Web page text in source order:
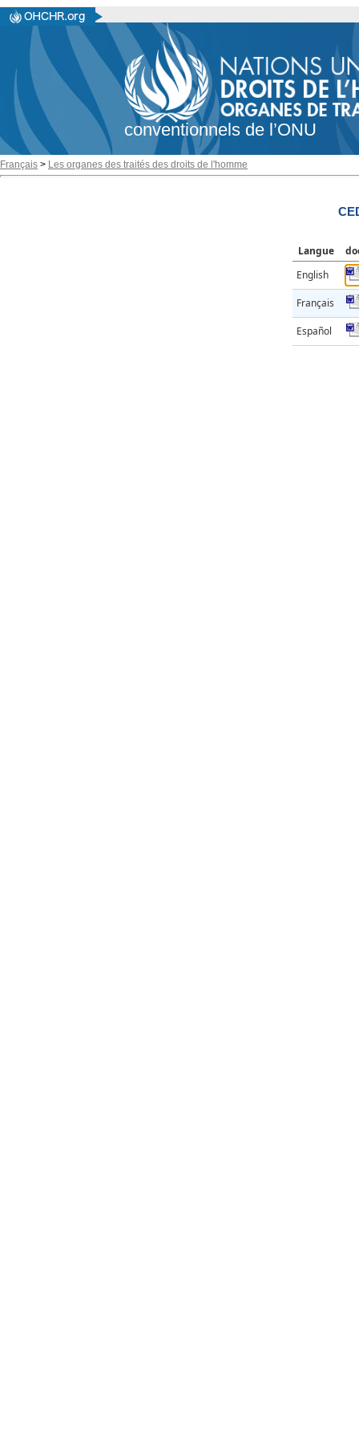
conventionnels de l’ONU
Français > Les organes des traités des droits de l'homme
Langue
English
Français
Español